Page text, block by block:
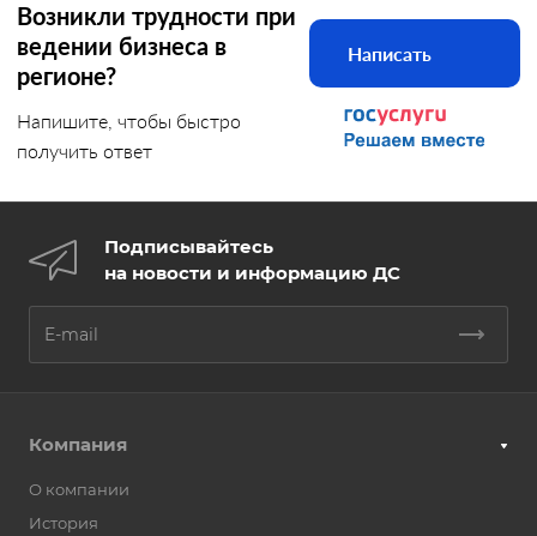
Возникли трудности при
ведении бизнеса в
регионе?
Напишите, чтобы быстро
получить ответ
Написать
Подписывайтесь
на новости и информацию ДС
Компания
О компании
История